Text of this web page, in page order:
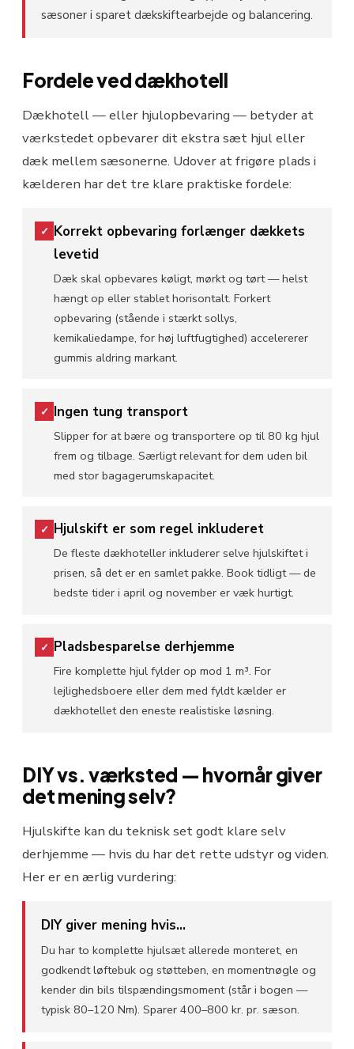
sæsoner i sparet dækskiftearbejde og balancering.
Fordele ved dækhotell
Dækhotell — eller hjulopbevaring — betyder at
værkstedet opbevarer dit ekstra sæt hjul eller
dæk mellem sæsonerne. Udover at frigøre plads i
kælderen har det tre klare praktiske fordele:
✓ Korrekt opbevaring forlænger dækkets
levetid
Dæk skal opbevares køligt, mørkt og tørt — helst
hængt op eller stablet horisontalt. Forkert
opbevaring (stående i stærkt sollys,
kemikaliedampe, for høj luftfugtighed) accelererer
gummis aldring markant.
✓ Ingen tung transport
Slipper for at bære og transportere op til 80 kg hjul
frem og tilbage. Særligt relevant for dem uden bil
med stor bagagerumskapacitet.
✓ Hjulskift er som regel inkluderet
De fleste dækhoteller inkluderer selve hjulskiftet i
prisen, så det er en samlet pakke. Book tidligt — de
bedste tider i april og november er væk hurtigt.
✓ Pladsbesparelse derhjemme
Fire komplette hjul fylder op mod 1 m³. For
lejlighedsboere eller dem med fyldt kælder er
dækhotellet den eneste realistiske løsning.
DIY vs. værksted — hvornår giver
det mening selv?
Hjulskifte kan du teknisk set godt klare selv
derhjemme — hvis du har det rette udstyr og viden.
Her er en ærlig vurdering:
DIY giver mening hvis...
Du har to komplette hjulsæt allerede monteret, en
godkendt løftebuk og støtteben, en momentnøgle og
kender din bils tilspændingsmoment (står i bogen —
typisk 80–120 Nm). Sparer 400–800 kr. pr. sæson.